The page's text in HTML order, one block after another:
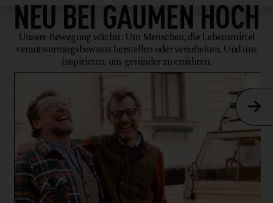
NEU BEI GAUMEN HOCH
Unsere Bewegung wächst: Um Menschen, die Lebensmittel
verantwortungsbewusst herstellen oder verarbeiten. Und uns
inspirieren, uns gesünder zu ernähren.